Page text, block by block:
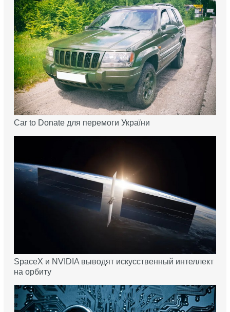
Car to Donate для перемоги України
SpaceX и NVIDIA выводят искусственный интеллект
на орбиту